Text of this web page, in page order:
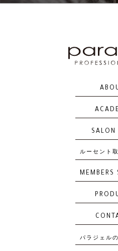
SALON
ルーセント
MEMBERS
パラジェル